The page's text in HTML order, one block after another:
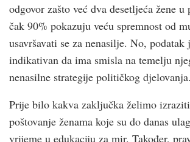
odgovor zašto već dva desetljeća žene
čak 90% pokazuju veću spremnost od
usavršavati se za nenasilje. No,
indikativan da ima smisla na temelju
nenasilne strategije političkog djelovanja.
Prije bilo kakva zaključka želimo
poštovanje ženama koje su do danas
vrijeme u edukaciju za mir. Također,